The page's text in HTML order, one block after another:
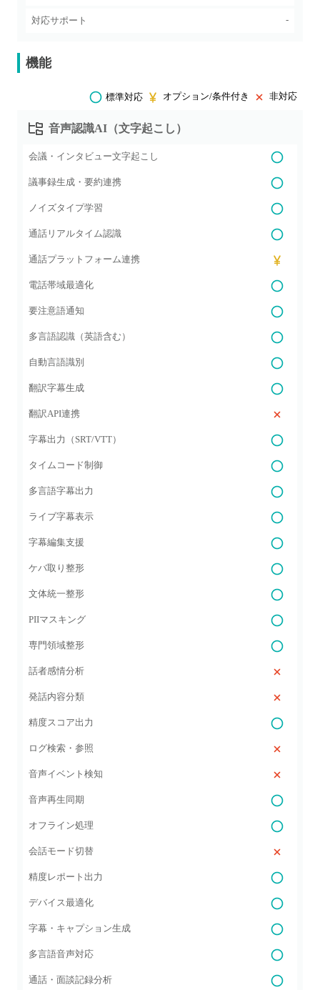
対応サポート -
機能
標準対応 オプション/条件付き 非対応
音声認識AI（文字起こし）
会議・インタビュー文字起こし
議事録生成・要約連携
ノイズタイプ学習
通話リアルタイム認識
通話プラットフォーム連携
電話帯域最適化
要注意語通知
多言語認識（英語含む）
自動言語識別
翻訳字幕生成
翻訳API連携
字幕出力（SRT/VTT）
タイムコード制御
多言語字幕出力
ライブ字幕表示
字幕編集支援
ケバ取り整形
文体統一整形
PIIマスキング
専門領域整形
話者感情分析
発話内容分類
精度スコア出力
ログ検索・参照
音声イベント検知
音声再生同期
オフライン処理
会話モード切替
精度レポート出力
デバイス最適化
字幕・キャプション生成
多言語音声対応
通話・面談記録分析